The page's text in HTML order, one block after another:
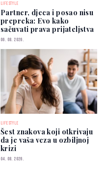
LIFESTYLE
Partner, djeca i posao nisu
prepreka: Evo kako
sačuvati prava prijateljstva
06. 08. 2026.
LIFESTYLE
Šest znakova koji otkrivaju
da je vaša veza u ozbiljnoj
krizi
04. 08. 2026.